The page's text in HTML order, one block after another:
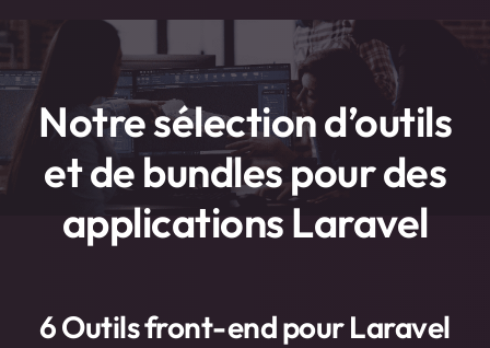
Notre sélection d’outils
et de bundles pour des
applications Laravel
6 Outils front-end pour Laravel